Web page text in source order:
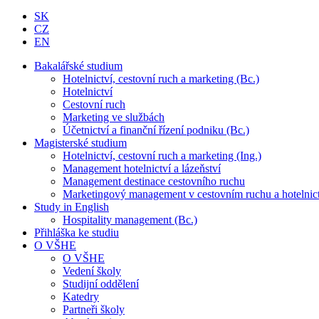
SK
CZ
EN
Bakalářské studium
Hotelnictví, cestovní ruch a marketing (Bc.)
Hotelnictví
Cestovní ruch
Marketing ve službách
Účetnictví a finanční řízení podniku (Bc.)
Magisterské studium
Hotelnictví, cestovní ruch a marketing (Ing.)
Management hotelnictví a lázeňství
Management destinace cestovního ruchu
Marketingový management v cestovním ruchu a
Study in English
Hospitality management (Bc.)
Přihláška ke studiu
O VŠHE
O VŠHE
Vedení školy
Studijní oddělení
Katedry
Partneři školy